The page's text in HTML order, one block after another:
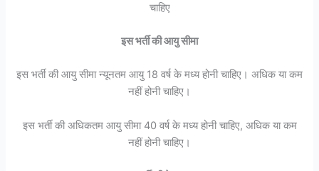
चाहिए
इस भर्ती की आयु सीमा
इस भर्ती की आयु सीमा न्यूनतम आयु 18 वर्ष के मध्य होनी चाहिए। अधिक या कम
नहीं होनी चाहिए।
इस भर्ती की अधिकतम आयु सीमा 40 वर्ष के मध्य होनी चाहिए, अधिक या कम
नहीं होनी चाहिए।